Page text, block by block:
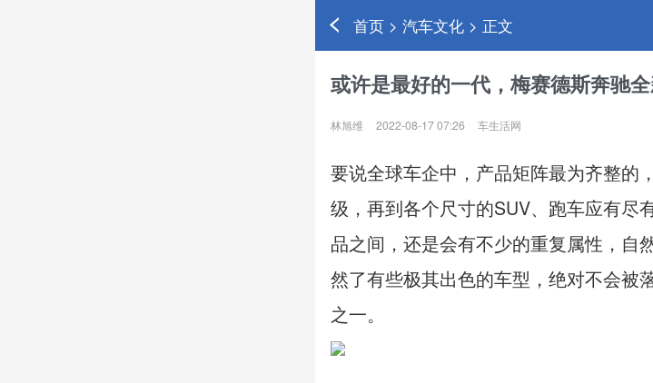
首页 > 汽车文化 > 正文
或许是最好的一代，梅赛德斯奔驰
林旭维 2022-08-17 07:26 车生活网
要说全球车企中，产品矩阵最为齐整的
级，再到各个尺寸的SUV、跑车应有尽
品之间，还是会有不少的重复属性，自
然了有些极其出色的车型，绝对不会被
之一。